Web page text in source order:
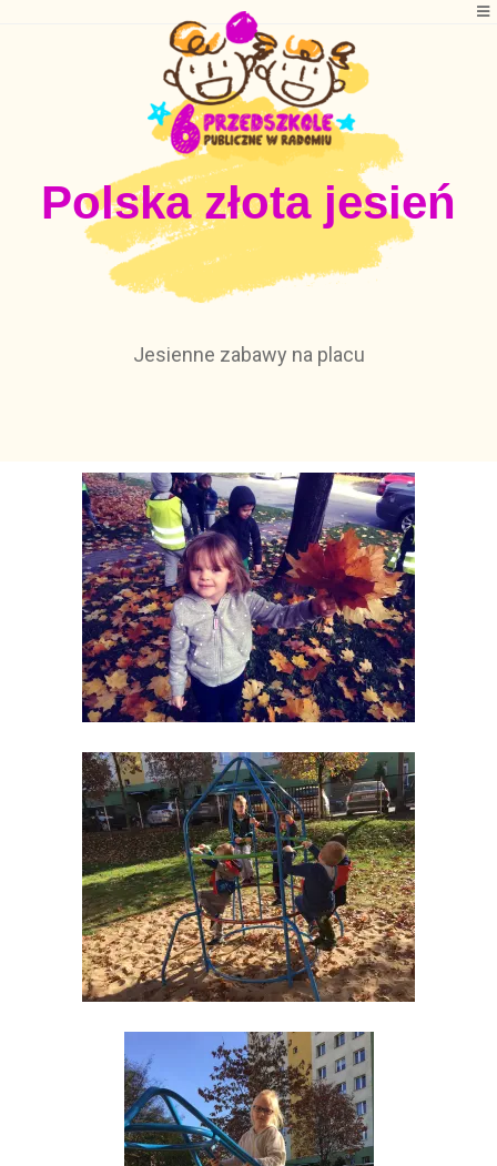
Polska złota jesień
Jesienne zabawy na placu